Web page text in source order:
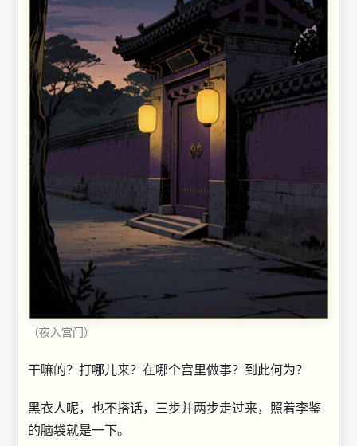
（夜入宫门）
干嘛的？打哪儿来？在哪个宫里做事？到此何为？
黑衣人呢，也不搭话，三步并两步走过来，照着李鉴
的脑袋就是一下。